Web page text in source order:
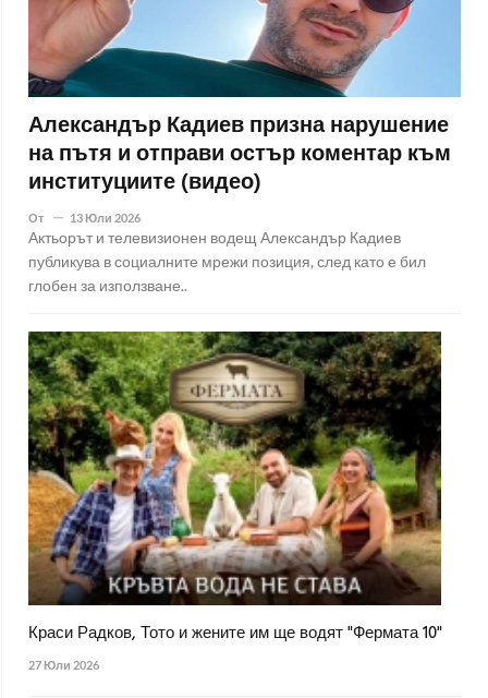
Александър Кадиев призна нарушение
на пътя и отправи остър коментар към
институциите (видео)
От 13 Юли 2026
Актьорът и телевизионен водещ Александър Кадиев
публикува в социалните мрежи позиция, след като е бил
глобен за използване..
Краси Радков, Тото и жените им ще водят "Фермата 10"
27 Юли 2026